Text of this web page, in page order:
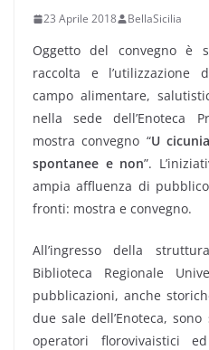
23 Aprile 2018 BellaSicilia
Oggetto del convegno è
raccolta e l’utilizzazione
campo alimentare,
nella sede dell’Enoteca
mostra convegno “U
spontanee e non”.
ampia affluenza di
fronti: mostra e convegno.
All’ingresso della
Biblioteca Regionale
pubblicazioni, anche
due sale dell’Enoteca,
operatori florovivaistici